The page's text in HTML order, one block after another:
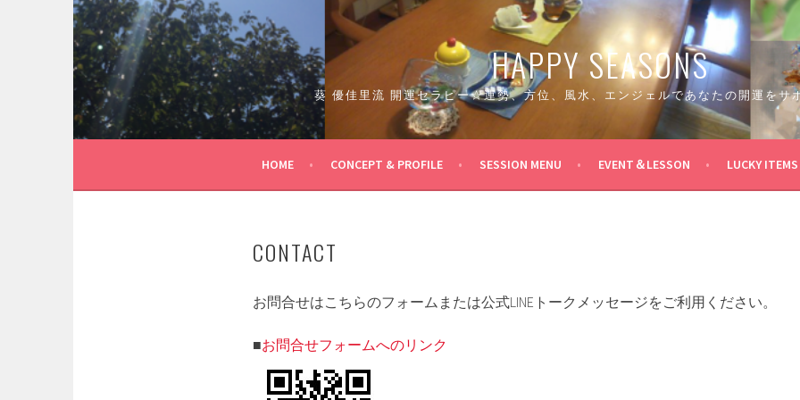
コ
ン
テ
ン
ツ
へ
ス
HAPPY SEASONS
葵 優佳里流 開運セラピー☆運勢、方位、風水、エンジェルであなたの開運をサ
HOME CONCEPT & PROFILE SESSION MENU EVENT＆LESSON LUCKY ITEMS
CONTACT
お問合せはこちらのフォームまたは公式LINEトークメッセージをご利用ください。
■お問合せフォームへのリンク